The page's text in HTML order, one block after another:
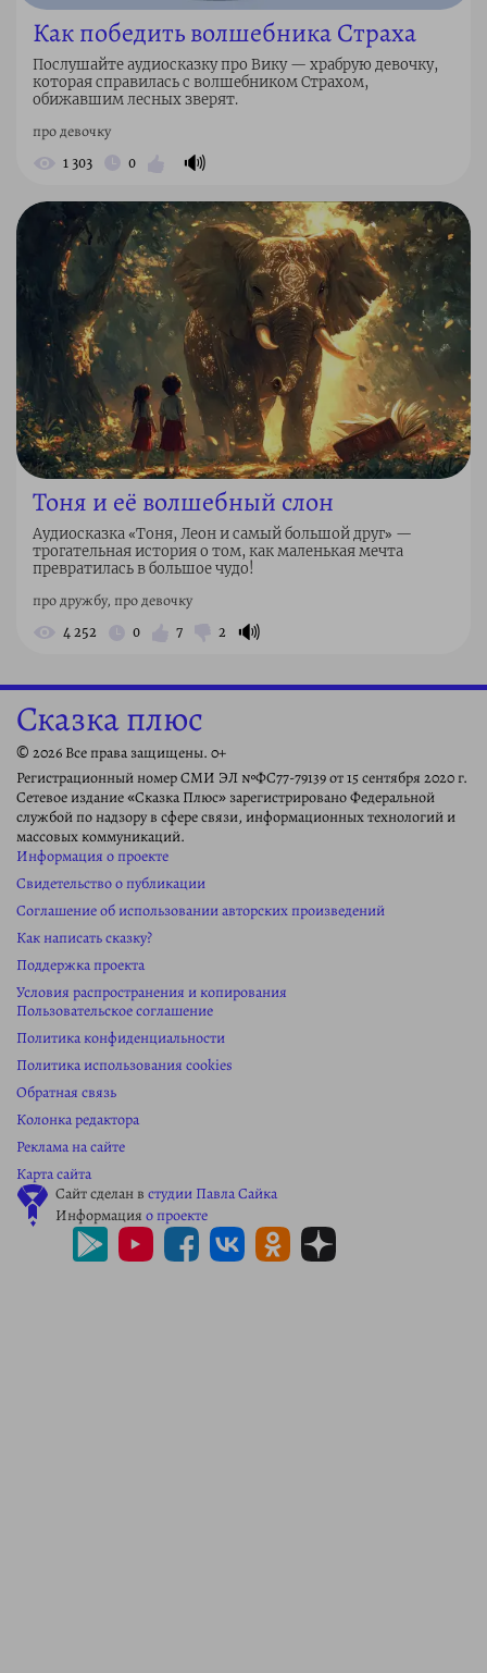
Как победить волшебника Страха
Послушайте аудиосказку про Вику — храбрую девочку,
которая справилась с волшебником Страхом,
обижавшим лесных зверят.
про девочку
1 303 0 🔊
Тоня и её волшебный слон
Аудиосказка «Тоня, Леон и самый большой друг» —
трогательная история о том, как маленькая мечта
превратилась в большое чудо!
про дружбу, про девочку
4 252 0 7 2 🔊
Сказка плюс
© 2026 Все права защищены. 0+
Регистрационный номер СМИ ЭЛ №ФС77-79139 от 15 сентября 2020 г.
Сетевое издание «Сказка Плюс» зарегистрировано Федеральной
службой по надзору в сфере связи, информационных технологий и
массовых коммуникаций.
Информация о проекте
Свидетельство о публикации
Соглашение об использовании авторских произведений
Как написать сказку?
Поддержка проекта
Условия распространения и копирования
Пользовательское соглашение
Политика конфиденциальности
Политика использования cookies
Обратная связь
Колонка редактора
Реклама на сайте
Карта сайта
Сайт сделан в студии Павла Сайка
Информация о проекте